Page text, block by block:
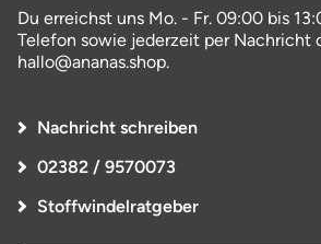
Du erreichst uns Mo. - Fr. 09:00 bis
Telefon sowie jederzeit per Nachricht
hallo@ananas.shop.
Nachricht schreiben
02382 / 9570073
Stoffwindelratgeber